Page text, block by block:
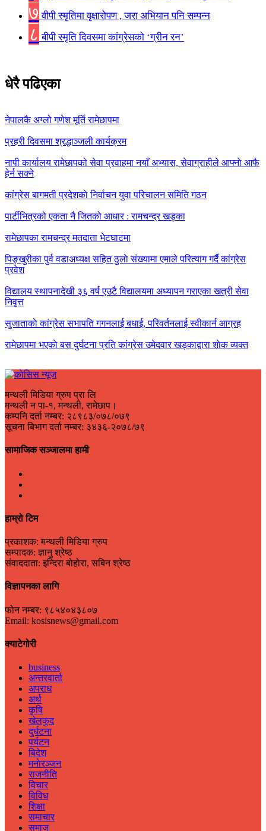
७ वीपी स्मृतिमा वृक्षारोपण , जरा अभियान पनि सम्पन्न
८ बीपी स्मृति दिवसमा कांग्रेसको ‘ग्रीन रन’
धेरै पढिएका
नेपालकै अग्लो गणेश मूर्ति रामेछापमा
प्रहरी दिवसमा श्रद्धाञ्जली कार्यक्रम
नापी कार्यालय रामेछापको सेवा प्रवाहमा नयाँ अभ्यास, सेवाग्राहीले आफ्नाे आफै
हेर्न सक्ने
कांग्रेस बागमती प्रदेशकाे निर्वाचन युवा परिचालन समिति गठन
पार्टीभित्रको एकता नै जितको आधार : रामचन्द्र खड्का
रामेछापका रामचन्द्र मतदाता भेटघाटमा
पिङ्खुरीका पुर्व वडाअध्यक्ष सहित ठुलाे संख्यामा एमाले परित्याग गर्दै कांग्रेस
प्रवेश
विद्यालय स्थापनादेखी ३६ वर्ष एउटै विद्यालयमा अध्यापन गराएका खत्री सेवा
निवृत्त
सुजाताकाे कांग्रेस सभापति गगनलाई बधाई, परिवर्तनलाई स्वीकार्न आग्रह
रामेछापमा भएकाे बस दुर्घटना प्रति कांग्रेस उमेदवार खड्काद्वारा शाेक व्यक्त
मन्थली मिडिया ग्रुप प्रा लि
मन्थली न पा-१, मन्थली, रामेछाप।
कम्पनि दर्ता नम्बर: २८९८३/०७८/०७९
सूचना बिभाग दर्ता नम्बर: ३४३६-२०७८/७९
सामाजिक सञ्जालमा हामी
हाम्रो टिम
प्रकाशक: मन्थली मिडिया ग्रुप
सम्पादक: ज्ञानु श्रेष्ठ
संवाददाता: इन्दिरा बोहोरा, सबिन श्रेष्ठ
विज्ञापनका लागि
फोन नम्बर: ९८५४०४३८०७
Email: kosisnews@gmail.com
क्याटेगोरी
business
अन्तरवार्ता
अपराध
अर्थ
कृषि
खेलकुद
दुर्घटना
पर्यटन
बिदेश
मनाेरञ्जन
राजनीति
विचार
विविध
शिक्षा
समाचार
समाज